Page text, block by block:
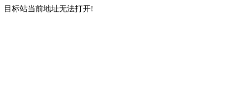
目标站当前地址无法打开!